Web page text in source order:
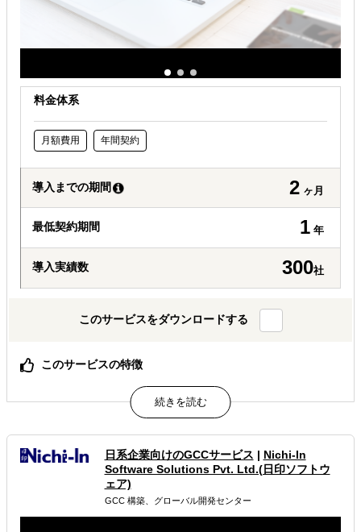
料金体系
月額費用 年間契約
導入までの期間 2 ヶ月
最低契約期間 1 年
導入実績数 300社
このサービスをダウンロードする
このサービスの特徴
初期費用0円・丸投げOK。BtoB特化の「効果の高いWebサ
イト」を、月額で手に入れられる。運用もプロにお任せ。
属するジャンル
海外テストマーケティング・簡易調査
海外WEBプロモーション 多言語サイト制作
日系企業向けのGCCサービス | Nichi-In
Software Solutions Pvt. Ltd.(日印ソフトウ
ェア)
GCC 構築、グローバル開発センター